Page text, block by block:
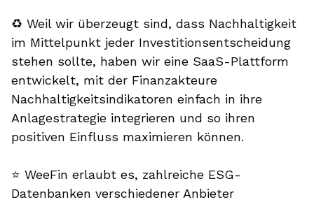
♻️ Weil wir überzeugt sind, dass Nachhaltigkeit
im Mittelpunkt jeder Investitionsentscheidung
stehen sollte, haben wir eine SaaS-Plattform
entwickelt, mit der Finanzakteure
Nachhaltigkeitsindikatoren einfach in ihre
Anlagestrategie integrieren und so ihren
positiven Einfluss maximieren können.
⭐️ WeeFin erlaubt es, zahlreiche ESG-
Datenbanken verschiedener Anbieter